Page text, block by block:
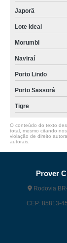
Japorã
Lote Ideal
Morumbi
Naviraí
Porto Lindo
Porto Sassorá
Tigre
O conteúdo do texto
total, mesmo citando
violação de direito
autorais
Prover
Rodovia
CEP: 85813-